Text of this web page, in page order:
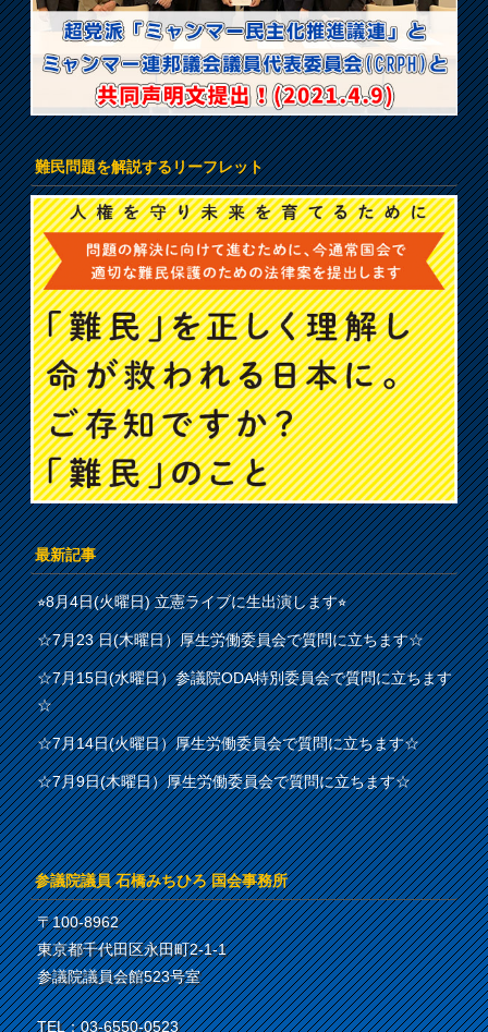
難民問題を解説するリーフレット
最新記事
⭐︎8月4日(火曜日) 立憲ライブに生出演します⭐︎
☆7月23 日(木曜日）厚生労働委員会で質問に立ちます☆
☆7月15日(水曜日）参議院ODA特別委員会で質問に立ちます
☆
☆7月14日(火曜日）厚生労働委員会で質問に立ちます☆
☆7月9日(木曜日）厚生労働委員会で質問に立ちます☆
参議院議員 石橋みちひろ 国会事務所
〒100-8962
東京都千代田区永田町2-1-1
参議院議員会館523号室
TEL：03-6550-0523